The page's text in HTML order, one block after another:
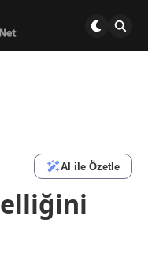
AI ile Özetle